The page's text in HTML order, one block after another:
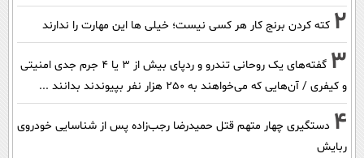
2 کته کردن برنج کار هر کسی نیست؛ خیلی ها این مهارت را ندارند
3
گفته‌های یک روحانی تندرو و ردپای بیش از ۳ یا ۴ جرم جدی امنیتی
و کیفری / آن‌هایی که می‌خواهند به ۲۵۰ هزار نفر بپیوندند بدانند ...
4 دستگیری چهار متهم قتل حمیدرضا رجب‌زاده پس از شناسایی خودروی
ربایش